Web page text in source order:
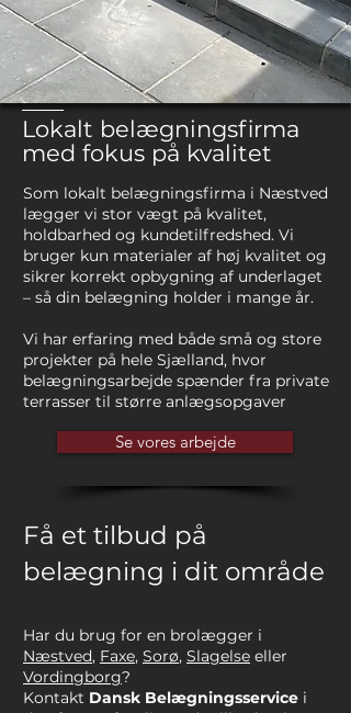
Lokalt belægningsfirma
med fokus på kvalitet
​Som lokalt belægningsfirma i Næstved
lægger vi stor vægt på kvalitet,
holdbarhed og kundetilfredshed. Vi
bruger kun materialer af høj kvalitet og
sikrer korrekt opbygning af underlaget
– så din belægning holder i mange år.
Vi har erfaring med både små og store
projekter på hele Sjælland, hvor
belægningsarbejde spænder fra private
terrasser til større anlægsopgaver
Få et tilbud på
belægning i dit område
Har du brug for en brolægger i
Næstved, Faxe, Sorø, Slagelse eller
Vordingborg?
Kontakt Dansk Belægningsservice i
Se vores arbejde